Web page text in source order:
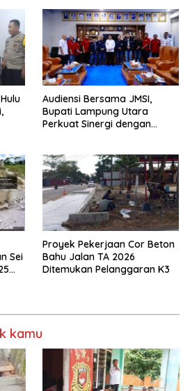
Audiensi Bersama JMSI,
Bupati Lampung Utara
Perkuat Sinergi dengan
Sei
Proyek Pekerjaan Cor Beton
Bahu Jalan TA 2026
Ditemukan Pelanggaran K3
kamu